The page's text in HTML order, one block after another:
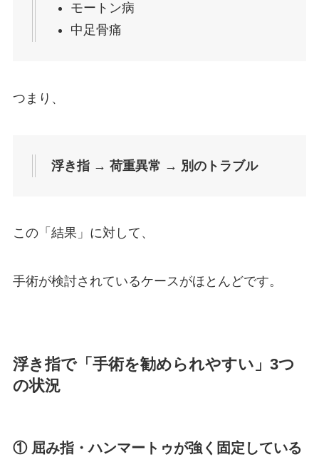
モートン病
中足骨痛
つまり、
浮き指 → 荷重異常 → 別のトラブル
この「結果」に対して、
手術が検討されているケースがほとんどです。
浮き指で「手術を勧められやすい」3つ
の状況
① 屈み指・ハンマートゥが強く固定している